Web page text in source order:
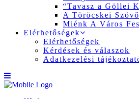
“Tavasz a Göllei
A Töröcskei
Miénk A Város
Elérhetőségek
Elérhetőségek
Kérdések és válaszok
Adatkezelési